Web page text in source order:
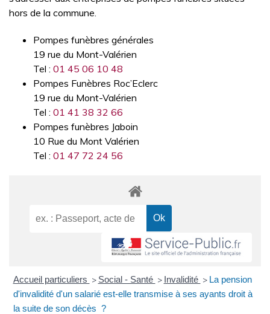
hors de la commune.
Pompes funèbres générales
19 rue du Mont-Valérien
Tel : 01 45 06 10 48
Pompes Funèbres Roc’Eclerc
19 rue du Mont-Valérien
Tel : 01 41 38 32 66
Pompes funèbres Jaboin
10 Rue du Mont Valérien
Tel : 01 47 72 24 56
Accueil particuliers > Social - Santé > Invalidité > La pension
d'invalidité d'un salarié est-elle transmise à ses ayants droit à
la suite de son décès ?